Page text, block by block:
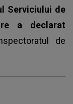
Serviciului de
a declarat
de